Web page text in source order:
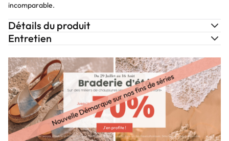
incomparable.
Détails du produit
Entretien